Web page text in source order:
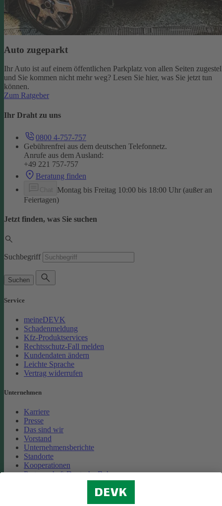
Auto zugeparkt
Ihr Auto ist auf einem öffentlichen Parkplatz von allen Seiten
und Sie kommen nicht mehr weg? Lesen Sie hier, was Sie jetzt tun
können.
Zum Ratgeber
Ihr Draht zu uns
0800 4-757-757
Gebührenfrei aus dem deutschen Telefonnetz.
Anrufe aus dem Ausland:
+49 221 757-757
Beratung finden
Montag bis Freitag 10:00 bis 18:00 Uhr (außer an
Feiertagen)
Jetzt finden, was Sie suchen
Suchbegriff
Suchen
Service
meineDEVK
Schadenmeldung
Kfz-Produktservices
Rechtsschutz-Fall melden
Kundendaten ändern
Leichte Sprache
Vertrag widerrufen
Unternehmen
Karriere
Presse
Das sind wir
Vorstand
Unternehmensberichte
Standorte
Kooperationen
Partnerschaft Deutsche Bahn